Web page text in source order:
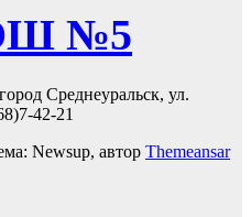
№5
Среднеуральск, ул.
42-21
Newsup, автор Themeansar